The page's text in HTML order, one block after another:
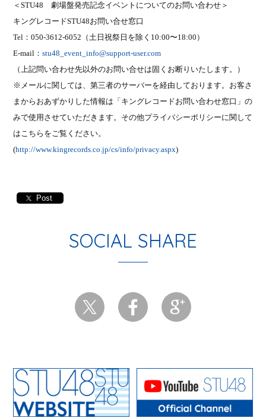
＜STU48 劇場盤発売記念イベントについてのお問い合わせ＞
キングレコードSTU48お問い合せ窓口
Tel ：050-3612-6052 （土日祝祭日を除く 10:00〜18:00 ）
E-mail ：stu48_event_info@support-user.com
（上記問い合わせ先以外のお問い合せは固くお断りいたします。）
※メールに関しては、第三者のサーバーを経由しております。お客さ
まからおあずかりした情報は「キングレコードお問い合わせ窓口」の
みで使用させていただきます。その他プライバシーポリシーに関して
はこちらをご覧ください。
(http://www.kingrecords.co.jp/cs/info/privacy.aspx)
Post
SOCIAL SHARE